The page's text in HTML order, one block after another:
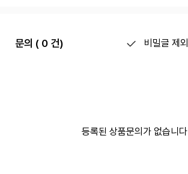
문의 ( 0 건) 비밀글 제외
등록된 상품문의가 없습니다